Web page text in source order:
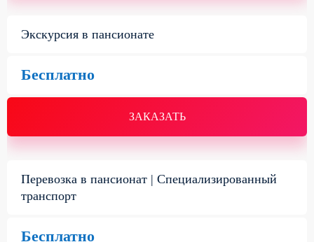
Экскурсия в пансионате
ЗАКАЗАТЬ
Бесплатно
Перевозка в пансионат | Специализированный
транспорт
Бесплатно